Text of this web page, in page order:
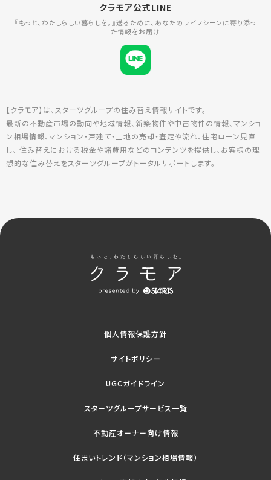
クラモア公式LINE
『もっと、わたしらしい暮らしを。』送るために、あなたのライフシーンに寄り添っ
た情報をお届け
【クラモア】は、スターツグループの住み替え情報サイトです。
最新の不動産市場の動向や地域情報、新築物件や中古物件の情報、マンショ
ン相場情報、マンション・戸建て・土地の売却・査定や流れ、住宅ローン見直
し、 住み替えにおける税金や諸費用などのコンテンツを提供し、お客様の理
想的な住み替えをスターツグループがトータルサポートします。
個人情報保護方針
サイトポリシー
UGCガイドライン
スターツグループサービス一覧
不動産オーナー向け情報
住まいトレンド（マンション相場情報）